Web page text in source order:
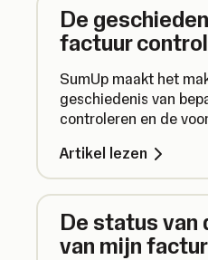
De
factuur
SumUp maakt het
geschiedenis van
controleren en de
aan betaald.
facturen kunt volgen.
Artikel lezen
De status van
van mijn